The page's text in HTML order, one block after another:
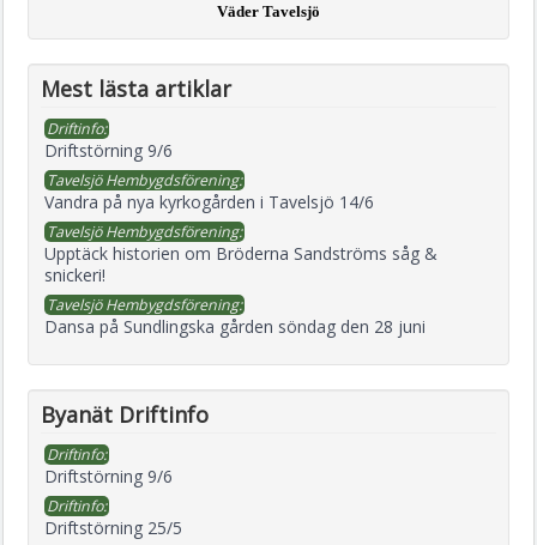
Väder Tavelsjö
Mest lästa artiklar
Driftinfo:
Driftstörning 9/6
Tavelsjö Hembygdsförening:
Vandra på nya kyrkogården i Tavelsjö 14/6
Tavelsjö Hembygdsförening:
Upptäck historien om Bröderna Sandströms såg &
snickeri!
Tavelsjö Hembygdsförening:
Dansa på Sundlingska gården söndag den 28 juni
Byanät Driftinfo
Driftinfo:
Driftstörning 9/6
Driftinfo:
Driftstörning 25/5